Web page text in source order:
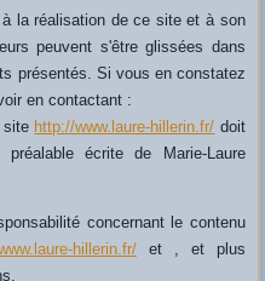
la réalisation de ce site et à son
peuvent s'être glissées dans
présentés. Si vous en constatez
en contactant :
site http://www.laure-hillerin.fr/ doit
écrite de Marie-Laure
concernant le contenu
hillerin.fr/et , et plus